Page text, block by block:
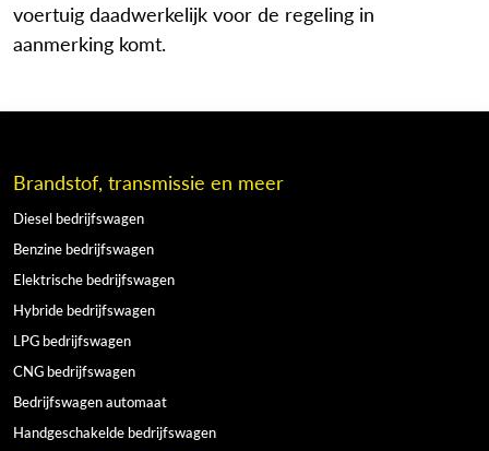
voertuig daadwerkelijk voor de regeling in
aanmerking komt.
Brandstof, transmissie en meer
Diesel bedrijfswagen
Benzine bedrijfswagen
Elektrische bedrijfswagen
Hybride bedrijfswagen
LPG bedrijfswagen
CNG bedrijfswagen
Bedrijfswagen automaat
Handgeschakelde bedrijfswagen